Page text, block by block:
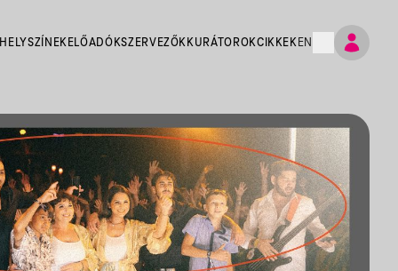
HELYSZÍNEK ELŐADÓKSZERVEZŐK KURÁTOROKCIKKEK EN